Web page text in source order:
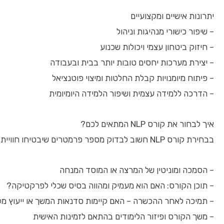
יתרונות אישיים ומקצועיים
– שיפור כישורי מנהיגות וניהול
– חיזוק ביטחון עצמי ויכולות שכנוע
– יצירת מערכות יחסים טובות יותר בבית ובעבודה
– פיתוח מיומנויות קבלת החלטות ומיצוי פוטנציאל
– הדרכה ללמידה עצמית ושיפור הלמידה היומיומית
איך לבחור את קורס NLP המתאים לכם?
בבחירת קורס NLP חשוב לבדוק מספר פרמטרים שיבטיחו חוויית למידה מוצלחת ויישום אפקטיבי:
– הסמכה ומוניטין של המרצה או המוסד המנחה
– תוכן הקורס: האם הוא מעמיק ומהווה בסיס שכלי לפרקטיקה?
– תמיכה לאחר ההכשרה – האם קיימות סדנאות המשך או ייעוץ
– משך הקורס ופיזור הלימודים בהתאם לזמינות האישית